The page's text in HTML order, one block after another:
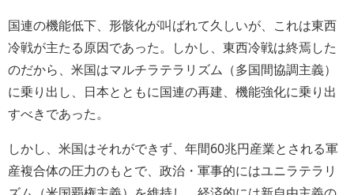
国連の機能低下、形骸化が叫ばれて久しいが、これは東西
冷戦が主たる原因であった。しかし、東西冷戦は終焉した
のだから、米国はマルチラテラリズム（多国間協調主義）
に乗り出し、日本とともに国連の再建、機能強化に乗り出
すべきであった。
しかし、米国はそれができず、年間60兆円産業とされる軍
産複合体の圧力のもとで、政治・軍事的にはユニラテラリ